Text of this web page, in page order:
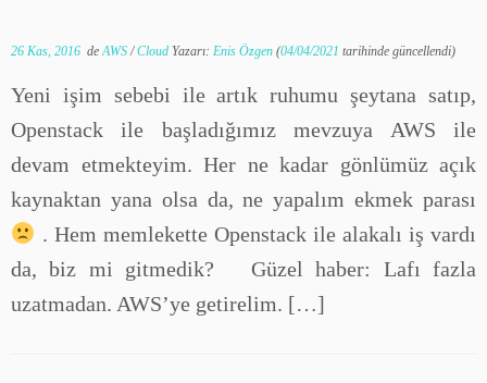
26 Kas, 2016 deAWS/Cloud Yazarı: Enis Özgen (04/04/2021 tarihinde güncellendi)
Yeni işim sebebi ile artık ruhumu şeytana satıp,
Openstack ile başladığımız mevzuya AWS ile
devam etmekteyim. Her ne kadar gönlümüz açık
kaynaktan yana olsa da, ne yapalım ekmek parası
. Hem memlekette Openstack ile alakalı iş vardı
da, biz mi gitmedik? Güzel haber: Lafı fazla
uzatmadan. AWS’ye getirelim. […]